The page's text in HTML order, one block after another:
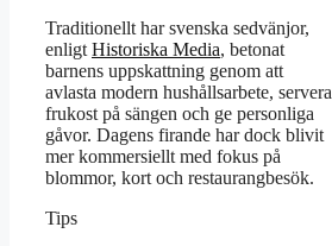
Traditionellt har svenska sedvänjor,
enligt Historiska Media, betonat
barnens uppskattning genom att
avlasta modern hushållsarbete, servera
frukost på sängen och ge personliga
gåvor. Dagens firande har dock blivit
mer kommersiellt med fokus på
blommor, kort och restaurangbesök.
Tips